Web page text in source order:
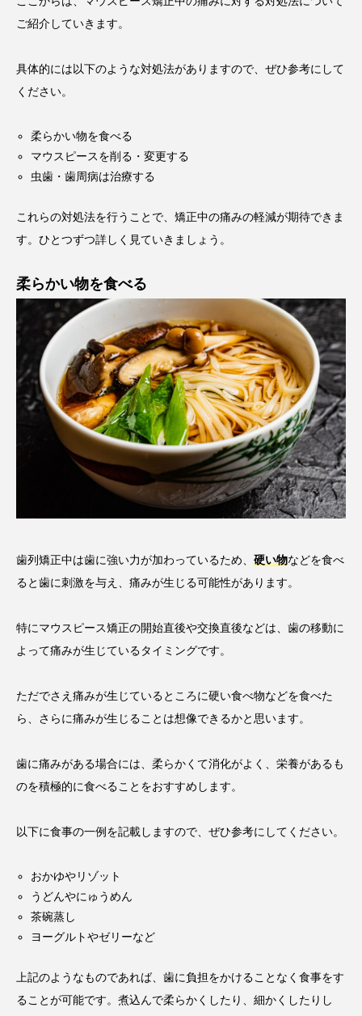
ご紹介していきます。
具体的には以下のような対処法がありますので、ぜひ参考にして
ください。
柔らかい物を食べる
マウスピースを削る・変更する
虫歯・歯周病は治療する
これらの対処法を行うことで、矯正中の痛みの軽減が期待できま
す。ひとつずつ詳しく見ていきましょう。
柔らかい物を食べる
歯列矯正中は歯に強い力が加わっているため、 硬い物などを食べ
ると歯に刺激を与え、痛みが生じる可能性があります。
特にマウスピース矯正の開始直後や交換直後などは、歯の移動に
よって痛みが生じているタイミングです。
ただでさえ痛みが生じているところに硬い食べ物などを食べた
ら、さらに痛みが生じることは想像できるかと思います。
歯に痛みがある場合には、柔らかくて消化がよく、栄養があるも
のを積極的に食べることをおすすめします。
以下に食事の一例を記載しますので、ぜひ参考にしてください。
おかゆやリゾット
うどんやにゅうめん
茶碗蒸し
ヨーグルトやゼリーなど
上記のようなものであれば、歯に負担をかけることなく食事をす
ることが可能です。煮込んで柔らかくしたり、細かくしたりし